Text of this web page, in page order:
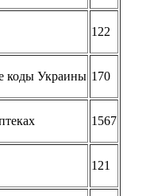
122
коды Украины 170
1567
121